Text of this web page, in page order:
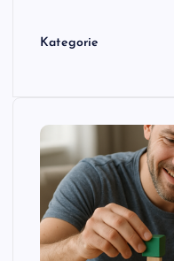
Kategorie